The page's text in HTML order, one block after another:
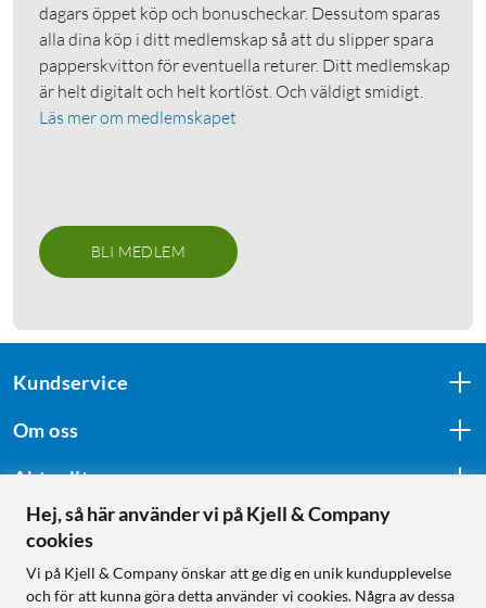
dagars öppet köp och bonuscheckar. Dessutom sparas
alla dina köp i ditt medlemskap så att du slipper spara
papperskvitton för eventuella returer. Ditt medlemskap
är helt digitalt och helt kortlöst. Och väldigt smidigt.
Läs mer om medlemskapet
BLI MEDLEM
Kundservice
Om oss
Aktuellt
Följ oss
Hej, så här använder vi på Kjell & Company
cookies
Vi på Kjell & Company önskar att ge dig en unik kundupplevelse
och för att kunna göra detta använder vi cookies. Några av dessa